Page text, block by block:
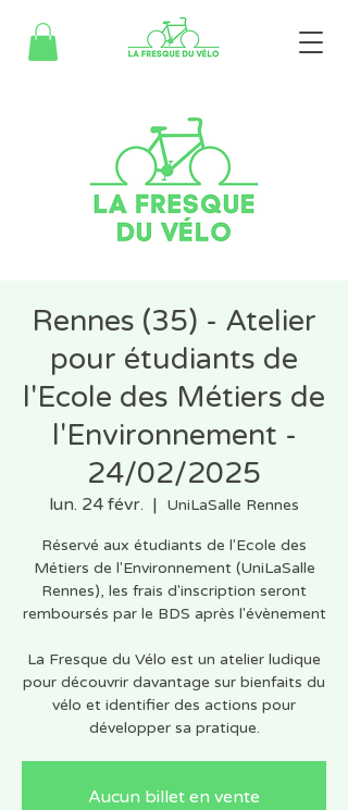
Rennes (35) - Atelier
pour étudiants de
l'Ecole des Métiers de
l'Environnement -
24/02/2025
lun. 24 févr.
  |
UniLaSalle Rennes
Réservé aux étudiants de l'Ecole des
Métiers de l'Environnement (UniLaSalle
Rennes), les frais d'inscription seront
remboursés par le BDS après l'évènement
La Fresque du Vélo est un atelier ludique
pour découvrir davantage sur bienfaits du
vélo et identifier des actions pour
développer sa pratique.
Aucun billet en vente